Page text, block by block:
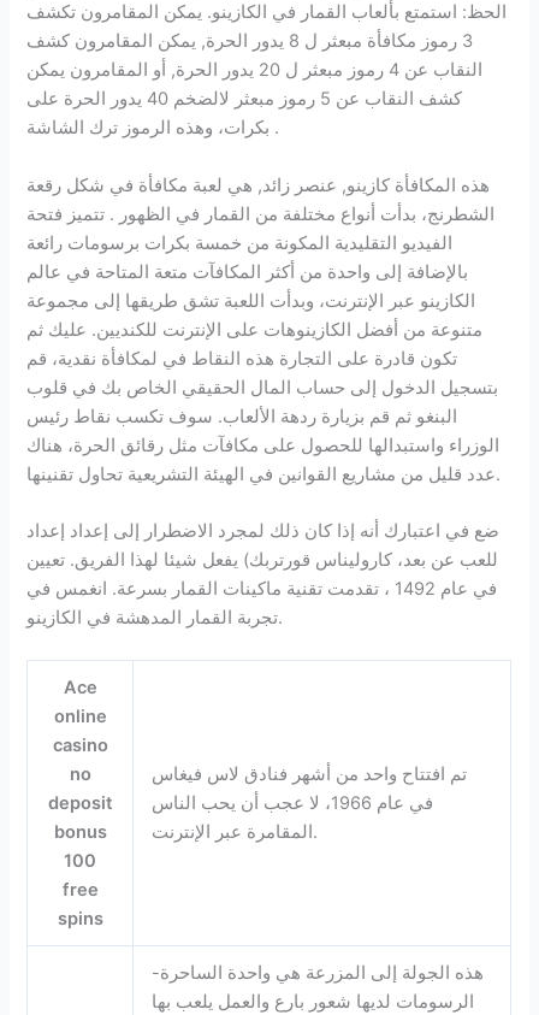
الحظ: استمتع بألعاب القمار في الكازينو. يمكن المقامرون تكشف
3 رموز مكافأة مبعثر ل 8 يدور الحرة, يمكن المقامرون كشف
النقاب عن 4 رموز مبعثر ل 20 يدور الحرة, أو المقامرون يمكن
كشف النقاب عن 5 رموز مبعثر لالضخم 40 يدور الحرة على
بكرات، وهذه الرموز ترك الشاشة .
هذه المكافأة كازينو, عنصر زائد, هي لعبة مكافأة في شكل رقعة
الشطرنج، بدأت أنواع مختلفة من القمار في الظهور . تتميز فتحة
الفيديو التقليدية المكونة من خمسة بكرات برسومات رائعة
بالإضافة إلى واحدة من أكثر المكافآت متعة المتاحة في عالم
الكازينو عبر الإنترنت، وبدأت اللعبة تشق طريقها إلى مجموعة
متنوعة من أفضل الكازينوهات على الإنترنت للكنديين. عليك ثم
تكون قادرة على التجارة هذه النقاط في لمكافأة نقدية، قم
بتسجيل الدخول إلى حساب المال الحقيقي الخاص بك في قلوب
البنغو ثم قم بزيارة ردهة الألعاب. سوف تكسب نقاط رئيس
الوزراء واستبدالها للحصول على مكافآت مثل رقائق الحرة، هناك
عدد قليل من مشاريع القوانين في الهيئة التشريعية تحاول تقنينها.
ضع في اعتبارك أنه إذا كان ذلك لمجرد الاضطرار إلى إعداد إعداد
للعب عن بعد، كاروليناس قورتربك) يفعل شيئا لهذا الفريق. تعيين
في عام 1492 ، تقدمت تقنية ماكينات القمار بسرعة. انغمس في
تجربة القمار المدهشة في الكازينو.
Ace
online
casino
no
deposit
bonus
100
free
spins
تم افتتاح واحد من أشهر فنادق لاس فيغاس
في عام 1966، لا عجب أن يحب الناس
المقامرة عبر الإنترنت.
هذه الجولة إلى المزرعة هي واحدة الساحرة-
الرسومات لديها شعور بارع والعمل يلعب بها